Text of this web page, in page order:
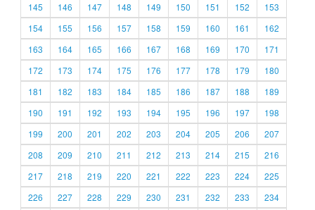
145
146 147 148 149 150 151 152
153
154
155 156 157 158 159 160 161
162
163
164 165 166 167 168 169 170
171
172
173 174 175 176 177 178 179
180
181
182 183 184 185 186 187 188
189
190
191 192 193 194 195 196 197
198
199
200 201 202 203 204 205 206
207
208
209 210 211 212 213 214 215
216
217
218 219 220 221 222 223 224
225
226
227 228 229 230 231 232 233
234